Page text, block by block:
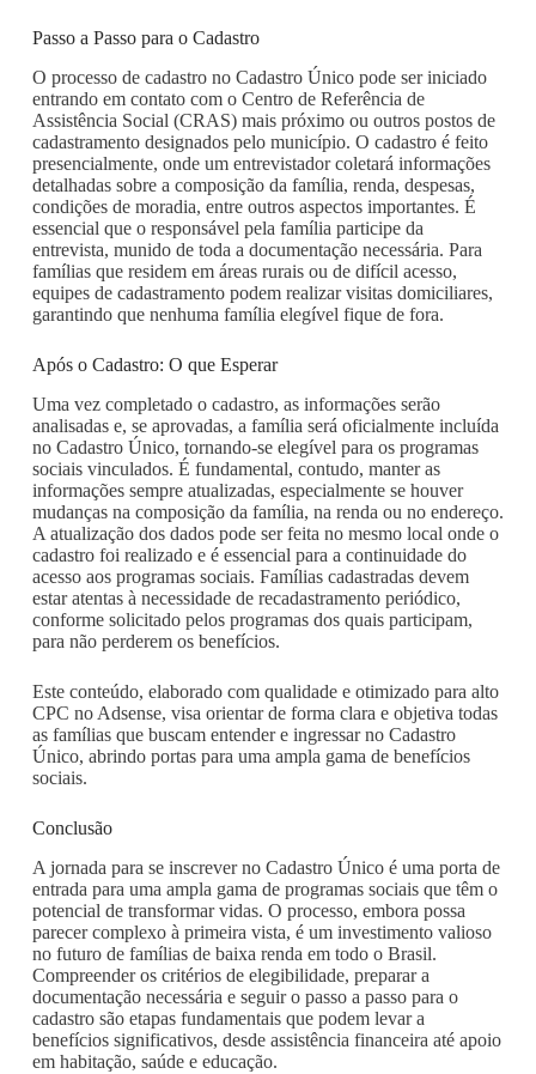
Passo a Passo para o Cadastro
O processo de cadastro no Cadastro Único pode ser iniciado
entrando em contato com o Centro de Referência de
Assistência Social (CRAS) mais próximo ou outros postos de
cadastramento designados pelo município. O cadastro é feito
presencialmente, onde um entrevistador coletará informações
detalhadas sobre a composição da família, renda, despesas,
condições de moradia, entre outros aspectos importantes. É
essencial que o responsável pela família participe da
entrevista, munido de toda a documentação necessária. Para
famílias que residem em áreas rurais ou de difícil acesso,
equipes de cadastramento podem realizar visitas domiciliares,
garantindo que nenhuma família elegível fique de fora.
Após o Cadastro: O que Esperar
Uma vez completado o cadastro, as informações serão
analisadas e, se aprovadas, a família será oficialmente incluída
no Cadastro Único, tornando-se elegível para os programas
sociais vinculados. É fundamental, contudo, manter as
informações sempre atualizadas, especialmente se houver
mudanças na composição da família, na renda ou no endereço.
A atualização dos dados pode ser feita no mesmo local onde o
cadastro foi realizado e é essencial para a continuidade do
acesso aos programas sociais. Famílias cadastradas devem
estar atentas à necessidade de recadastramento periódico,
conforme solicitado pelos programas dos quais participam,
para não perderem os benefícios.
Este conteúdo, elaborado com qualidade e otimizado para alto
CPC no Adsense, visa orientar de forma clara e objetiva todas
as famílias que buscam entender e ingressar no Cadastro
Único, abrindo portas para uma ampla gama de benefícios
sociais.
Conclusão
A jornada para se inscrever no Cadastro Único é uma porta de
entrada para uma ampla gama de programas sociais que têm o
potencial de transformar vidas. O processo, embora possa
parecer complexo à primeira vista, é um investimento valioso
no futuro de famílias de baixa renda em todo o Brasil.
Compreender os critérios de elegibilidade, preparar a
documentação necessária e seguir o passo a passo para o
cadastro são etapas fundamentais que podem levar a
benefícios significativos, desde assistência financeira até apoio
em habitação, saúde e educação.